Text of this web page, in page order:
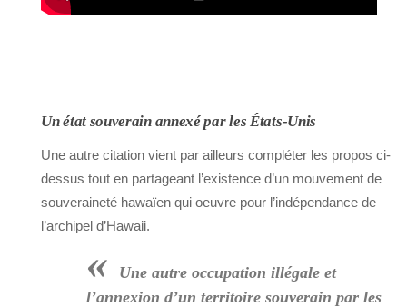
Un état souverain annexé par les États-Unis
Une autre citation vient par ailleurs compléter les propos ci-
dessus tout en partageant l’existence d’un mouvement de
souveraineté hawaïen qui oeuvre pour l’indépendance de
l’archipel d’Hawaii.
«
Une autre occupation illégale et
l’annexion d’un territoire souverain par les